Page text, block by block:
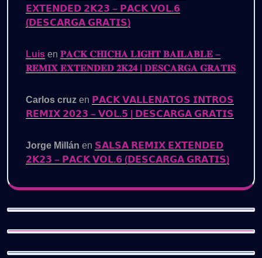
𝗘𝗫𝗧𝗘𝗡𝗗𝗘𝗗 𝟮𝗞𝟮𝟯 – 𝗣𝗔𝗖𝗞 𝗩𝗢𝗟.𝟲
(𝗗𝗘𝗦𝗖𝗔𝗥𝗚𝗔 𝗚𝗥𝗔𝗧𝗜𝗦)
Luis en 𝐏𝐀𝐂𝐊 𝐂𝐇𝐈𝐂𝐇𝐀 𝐋𝐈𝐆𝐇𝐓 𝐁𝐀𝐈𝐋𝐀𝐁𝐋𝐄 –
𝐑𝐄𝐌𝐈𝐗 𝐄𝐗𝐓𝐄𝐍𝐃𝐄𝐃 𝟐𝐊𝟐𝟒 | 𝐃𝐄𝐒𝐂𝐀𝐑𝐆𝐀 𝐆𝐑𝐀𝐓𝐈𝐒
Carlos cruz en 𝗣𝗔𝗖𝗞 𝗩𝗔𝗟𝗟𝗘𝗡𝗔𝗧𝗢𝗦 𝗜𝗡𝗧𝗥𝗢𝗦
𝗥𝗘𝗠𝗜𝗫 𝟮𝟬𝟮𝟯 – 𝗩𝗢𝗟.𝟱 | 𝗗𝗘𝗦𝗖𝗔𝗥𝗚𝗔 𝗚𝗥𝗔𝗧𝗜𝗦
Jorge Millán en 𝗦𝗔𝗟𝗦𝗔 𝗥𝗘𝗠𝗜𝗫 𝗘𝗫𝗧𝗘𝗡𝗗𝗘𝗗
𝟮𝗞𝟮𝟯 – 𝗣𝗔𝗖𝗞 𝗩𝗢𝗟.𝟲 (𝗗𝗘𝗦𝗖𝗔𝗥𝗚𝗔 𝗚𝗥𝗔𝗧𝗜𝗦)